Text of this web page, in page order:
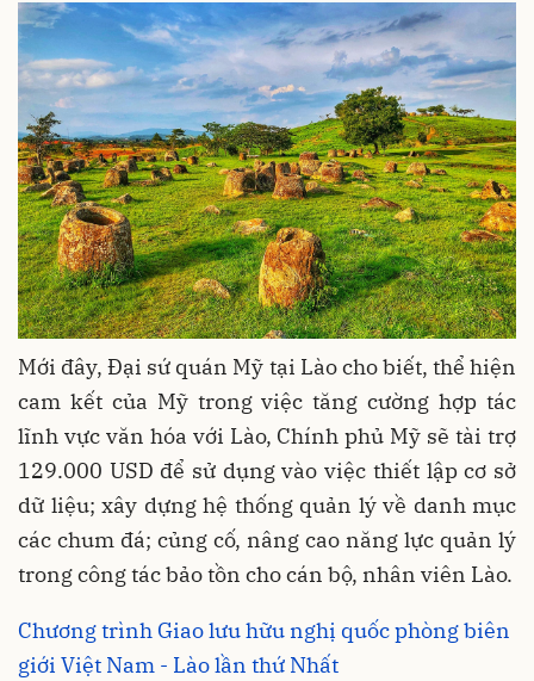
Mới đây, Đại sứ quán Mỹ tại Lào cho biết, thể hiện
cam kết của Mỹ trong việc tăng cường hợp tác
lĩnh vực văn hóa với Lào, Chính phủ Mỹ sẽ tài trợ
129.000 USD để sử dụng vào việc thiết lập cơ sở
dữ liệu; xây dựng hệ thống quản lý về danh mục
các chum đá; củng cố, nâng cao năng lực quản lý
trong công tác bảo tồn cho cán bộ, nhân viên Lào.
Chương trình Giao lưu hữu nghị quốc phòng biên
giới Việt Nam - Lào lần thứ Nhất